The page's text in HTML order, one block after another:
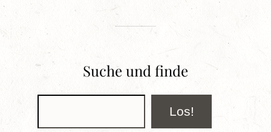
Suche und finde
Los!